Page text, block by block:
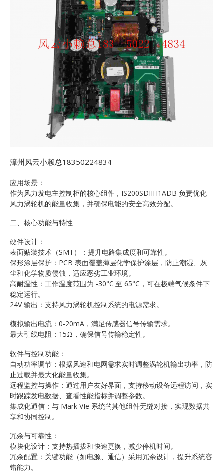
漳州风云小赖总18350224834
应用场景：
作为风力发电主控制柜的核心组件，IS200SDIIH1ADB 负责优化
风力涡轮机的能量收集，并确保电能的安全高效分配。
二、核心功能与特性
硬件设计：
表面贴装技术（SMT）：提升电路集成度和可靠性。
保形涂层保护：PCB 表面覆盖薄层化学保护涂层，防止潮湿、灰
尘和化学物质侵蚀，适应恶劣工业环境。
高耐温性：工作温度范围为 -30°C 至 65°C，可在极端气候条件下
稳定运行。
24V 输出：支持风力涡轮机控制系统的电源需求。
模拟输出电流：0-20mA，满足传感器信号传输需求。
最大引线电阻：15Ω，确保信号传输稳定性。
软件与控制功能：
自动功率调节：根据风速和电网需求实时调整涡轮机输出功率，防
止过载并最大化能量收集。
远程监控与操作：通过用户友好界面，支持移动设备远程访问，实
时跟踪发电数据、查看性能指标并调整参数。
集成化通信：与 Mark VIe 系统的其他组件无缝对接，实现数据共
享和协同控制。
冗余与可靠性：
模块化设计：支持热插拔和快速更换，减少停机时间。
冗余配置：关键功能（如电源、通信）采用冗余设计，提升系统容
错能力。